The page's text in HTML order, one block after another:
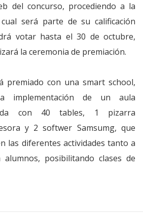
del concurso, procediendo a la
será parte de su calificación
votar hasta el 30 de octubre,
la ceremonia de premiación.
premiado con una smart school,
implementación de un aula
con 40 tables, 1 pizarra
y 2 softwer Samsumg, que
las diferentes actividades tanto a
posibilitando clases de